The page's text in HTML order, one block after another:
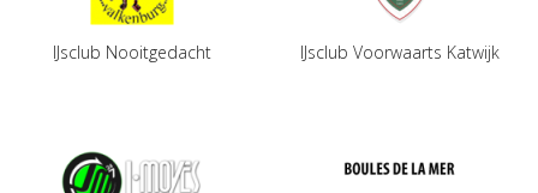
IJsclub Nooitgedacht IJsclub Voorwaarts Katwijk